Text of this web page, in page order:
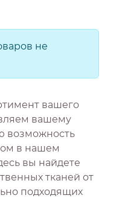
не
вашего
вашему
возможность
в нашем
вы найдете
тканей от
подходящих